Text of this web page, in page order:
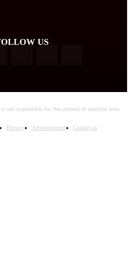
US
is not responsible for the content of external sites.
Privacy Advertisement Contact us